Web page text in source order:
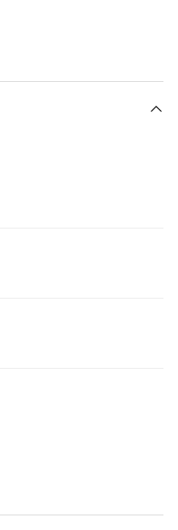
Puzzler*innen,
und Geduld
eine unterhaltsame
lehrreiche Erfahrung,
den Tieren Australiens
soziale Interaktion